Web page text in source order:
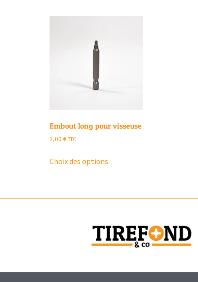
Embout long pour visseuse
2,00 € TTC
Choix des options